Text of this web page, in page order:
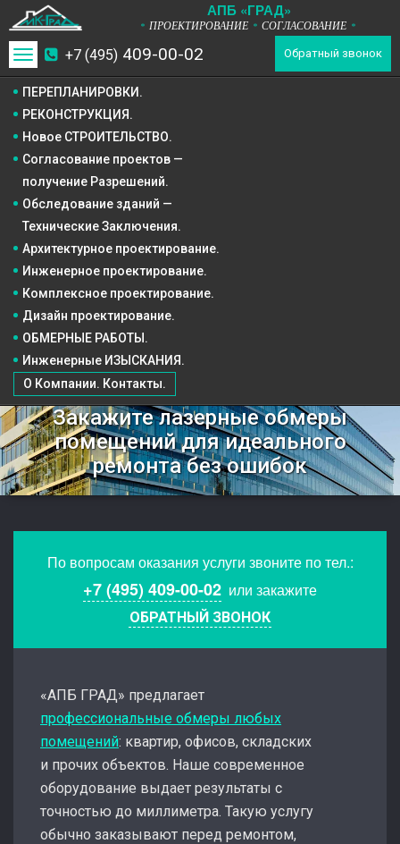
АПБ «ГРАД»
* ПРОЕКТИРОВАНИЕ * СОГЛАСОВАНИЕ *
+7 (495) 409-00-02 Обратный звонок
Toggle
navigation
ПЕРЕПЛАНИРОВКИ.
РЕКОНСТРУКЦИЯ.
Новое СТРОИТЕЛЬСТВО.
ОБМЕРНЫЕ РАБОТЫ.
Инженерные ИЗЫСКАНИЯ.
О Компании. Контакты.
Согласование проектов —
получение Разрешений.
Обследование зданий —
Технические Заключения.
Архитектурное проектирование.
Инженерное проектирование.
Комплексное проектирование.
Дизайн проектирование.
Закажите лазерные обмеры
помещений для идеального
ремонта без ошибок
По вопросам оказания услуги звоните по тел.:
+7 (495) 409-00-02 или закажите
ОБРАТНЫЙ ЗВОНОК
«АПБ ГРАД» предлагает
профессиональные обмеры любых
помещений: квартир, офисов, складских
и прочих объектов. Наше современное
оборудование выдает результаты с
точностью до миллиметра. Такую услугу
обычно заказывают перед ремонтом,